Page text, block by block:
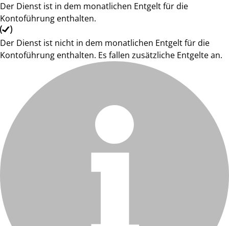
Der Dienst ist in dem monatlichen Entgelt für die
Kontoführung enthalten.
Der Dienst ist nicht in dem monatlichen Entgelt für die
Kontoführung enthalten. Es fallen zusätzliche Entgelte an.